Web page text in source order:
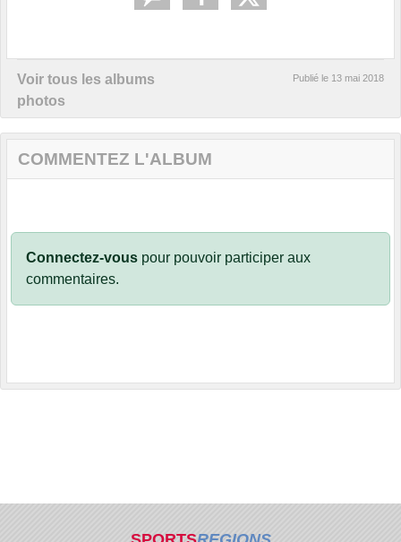
Voir tous les albums
photos
Publié le 13 mai 2018
COMMENTEZ L'ALBUM
Connectez-vous pour pouvoir participer aux
commentaires.